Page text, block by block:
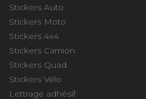
Stickers Auto
Stickers Moto
Stickers 4x4
Stickers Camion
Stickers Quad
Stickers Vélo
Lettrage adhésif